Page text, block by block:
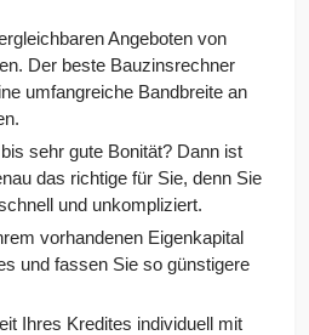
Angeboten von
Der beste Bauzinsrechner
umfangreiche Bandbreite an
sehr gute Bonität? Dann ist
das richtige für Sie, denn Sie
und unkompliziert.
vorhandenen Eigenkapital
und fassen Sie so günstigere
Ihres Kredites individuell mit